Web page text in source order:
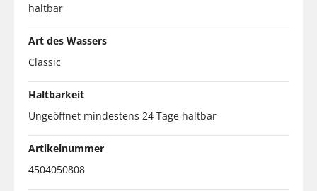
haltbar
Art des Wassers
Classic
Haltbarkeit
Ungeöffnet mindestens 24 Tage haltbar
Artikelnummer
4504050808